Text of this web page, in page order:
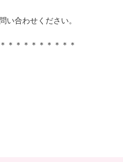
い合わせください。
＊＊＊＊＊＊＊＊＊